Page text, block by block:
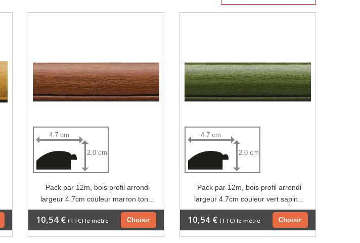
4.7 cm
2.0 cm
Pack par 12m, bois profil arrondi
largeur 4.7cm couleur marron ton...
Choisir
10,54 € (TTC) le mètre
4.7 cm
2.0 cm
Pack par 12m, bois profil arrondi
largeur 4.7cm couleur vert sapin...
Choisir
10,54 € (TTC) le mètre